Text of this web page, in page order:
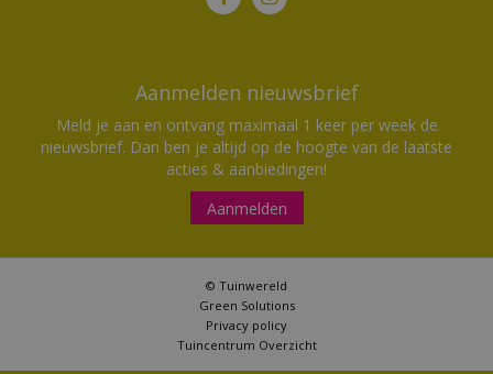
Aanmelden nieuwsbrief
Meld je aan en ontvang maximaal 1 keer per week de
nieuwsbrief. Dan ben je altijd op de hoogte van de laatste
acties & aanbiedingen!
Aanmelden
© Tuinwereld
Green Solutions
Privacy policy
Tuincentrum Overzicht